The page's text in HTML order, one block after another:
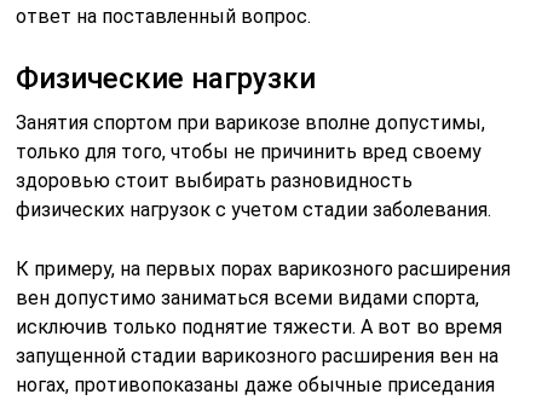
ответ на поставленный вопрос.
Физические нагрузки
Занятия спортом при варикозе вполне допустимы,
только для того, чтобы не причинить вред своему
здоровью стоит выбирать разновидность
физических нагрузок с учетом стадии заболевания.
К примеру, на первых порах варикозного расширения
вен допустимо заниматься всеми видами спорта,
исключив только поднятие тяжести. А вот во время
запущенной стадии варикозного расширения вен на
ногах, противопоказаны даже обычные приседания